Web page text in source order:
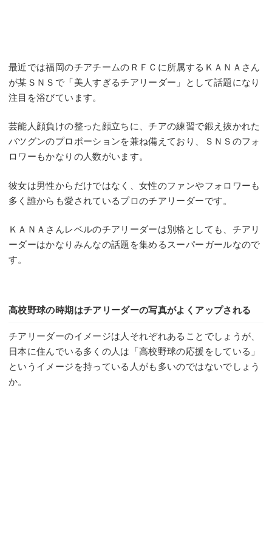
最近では福岡のチアチームのＲＦＣに所属するＫＡＮＡさん
が某ＳＮＳで「美人すぎるチアリーダー」として話題になり
注目を浴びています。
芸能人顔負けの整った顔立ちに、チアの練習で鍛え抜かれた
バツグンのプロポーションを兼ね備えており、ＳＮＳのフォ
ロワーもかなりの人数がいます。
彼女は男性からだけではなく、女性のファンやフォロワーも
多く誰からも愛されているプロのチアリーダーです。
ＫＡＮＡさんレベルのチアリーダーは別格としても、チアリ
ーダーはかなりみんなの話題を集めるスーパーガールなので
す。
高校野球の時期はチアリーダーの写真がよくアップされる
チアリーダーのイメージは人それぞれあることでしょうが、
日本に住んでいる多くの人は「高校野球の応援をしている」
というイメージを持っている人がも多いのではないでしょう
か。